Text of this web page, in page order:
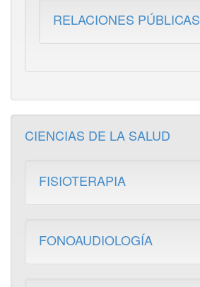
RELACIONES PÚBLICAS
CIENCIAS DE LA SALUD
FISIOTERAPIA
FONOAUDIOLOGÍA